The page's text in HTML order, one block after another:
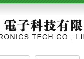
suppliesTattoo Supplies,